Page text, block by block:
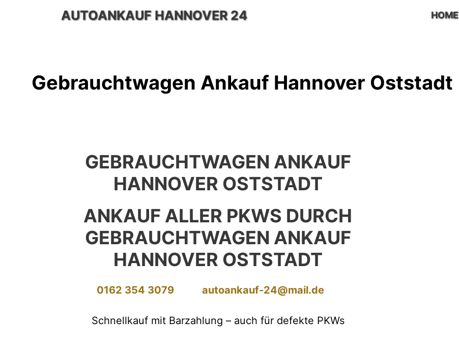
AUTOANKAUF HANNOVER 24 HOME
Gebrauchtwagen Ankauf Hannover Oststadt
GEBRAUCHTWAGEN ANKAUF
HANNOVER OSTSTADT
ANKAUF ALLER PKWS DURCH
GEBRAUCHTWAGEN ANKAUF
HANNOVER OSTSTADT
0162 354 3079 autoankauf-24@mail.de
Schnellkauf mit Barzahlung – auch für defekte PKWs